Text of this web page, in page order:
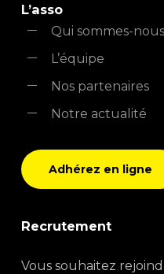
L’asso
Qui sommes-
L’équipe
Nos partenaires
Notre actualité
Adhérez en ligne
Recrutement
Vous souhaitez